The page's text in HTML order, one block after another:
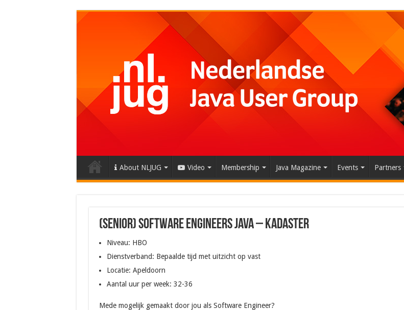
About NLJUG Video Membership Java Magazine Events Partners
(Senior) Software Engineers Java – Kadaster
Niveau: HBO
Dienstverband: Bepaalde tijd met uitzicht op vast
Locatie: Apeldoorn
Aantal uur per week: 32-36
Mede mogelijk gemaakt door jou als Software Engineer?